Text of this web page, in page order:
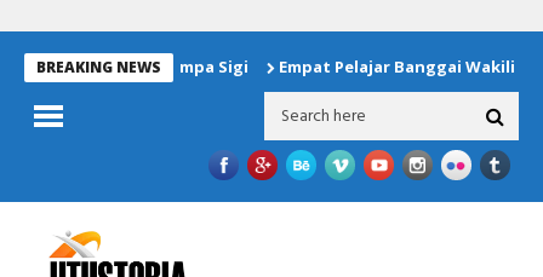
BREAKING NEWS
Untuk Korban Gempa Sigi Empat Pelajar Banggai Wakili